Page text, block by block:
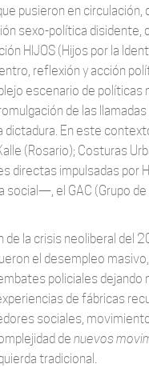
pusieron en
sexo-política disidente,
HIJOS (Hijos por la
reflexión y acción
escenario de políticas
de las
En este
(Rosario); Costuras
impulsadas por
el GAC (Grupo
la crisis neoliberal del
el desempleo
policiales
de fábricas
sociales,
de nuevos
tradicional.